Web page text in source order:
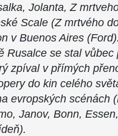
Jolanta, Z
Scale (Z mrtvého
v Buenos Aires
Rusalce se stal vůbec
zpíval v přímých
do kin celého
evropských scénách
Janov, Bonn,